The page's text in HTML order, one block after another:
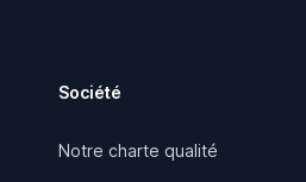
Société
Notre charte qualité